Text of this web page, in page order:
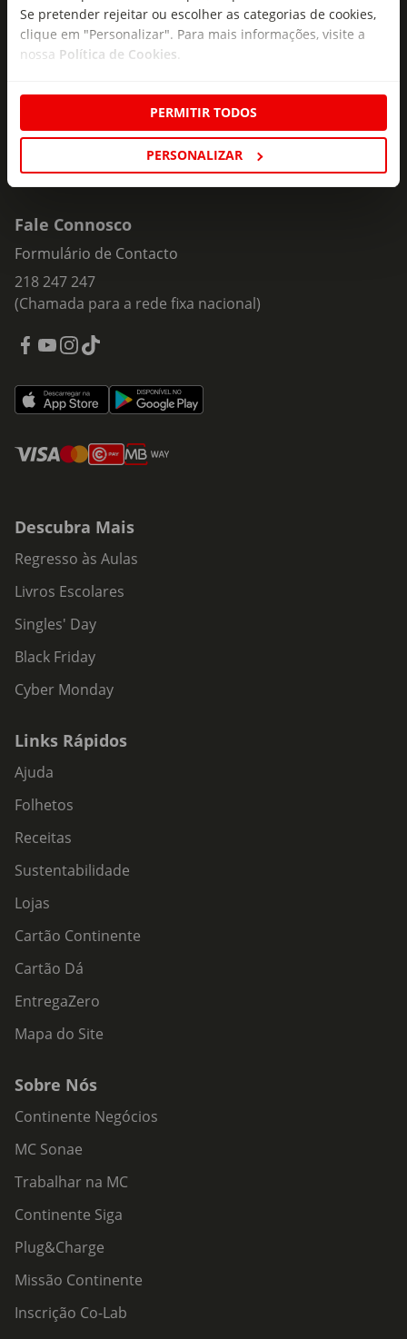
Se pretender rejeitar ou escolher as categorias de cookies,
clique em "Personalizar". Para mais informações, visite a
nossa Política de Cookies
PERMITIR TODOS
PERSONALIZAR
Subscreva e descubra campanhas exclusivas,
ofertas e novidades para si.
Insira o seu e-
Fale Connosco
Formulário de Contacto
218 247 247
(Chamada para a rede fixa nacional)
Descubra Mais
Regresso às Aulas
Livros Escolares
Singles' Day
Black Friday
Cyber Monday
Links Rápidos
Ajuda
Folhetos
Receitas
Sustentabilidade
Lojas
Cartão Continente
Cartão Dá
EntregaZero
Mapa do Site
Sobre Nós
Continente Negócios
MC Sonae
Trabalhar na MC
Continente Siga
Plug&Charge
Missão Continente
Inscrição Co-Lab